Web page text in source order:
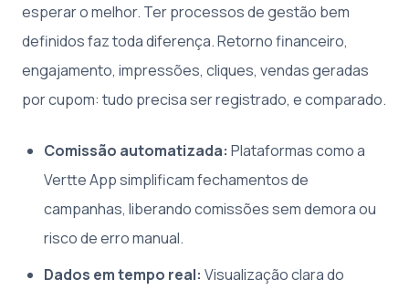
esperar o melhor. Ter processos de gestão bem
definidos faz toda diferença. Retorno financeiro,
engajamento, impressões, cliques, vendas geradas
por cupom: tudo precisa ser registrado, e comparado.
Comissão automatizada: Plataformas como a
Vertte App simplificam fechamentos de
campanhas, liberando comissões sem demora ou
risco de erro manual.
Dados em tempo real: Visualização clara do